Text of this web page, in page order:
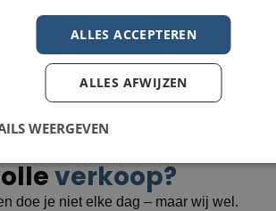
wij voor een
verkoop?
doe je niet elke dag – maar wij wel.
ALLES ACCEPTEREN
ALLES AFWIJZEN
WEERGEVEN